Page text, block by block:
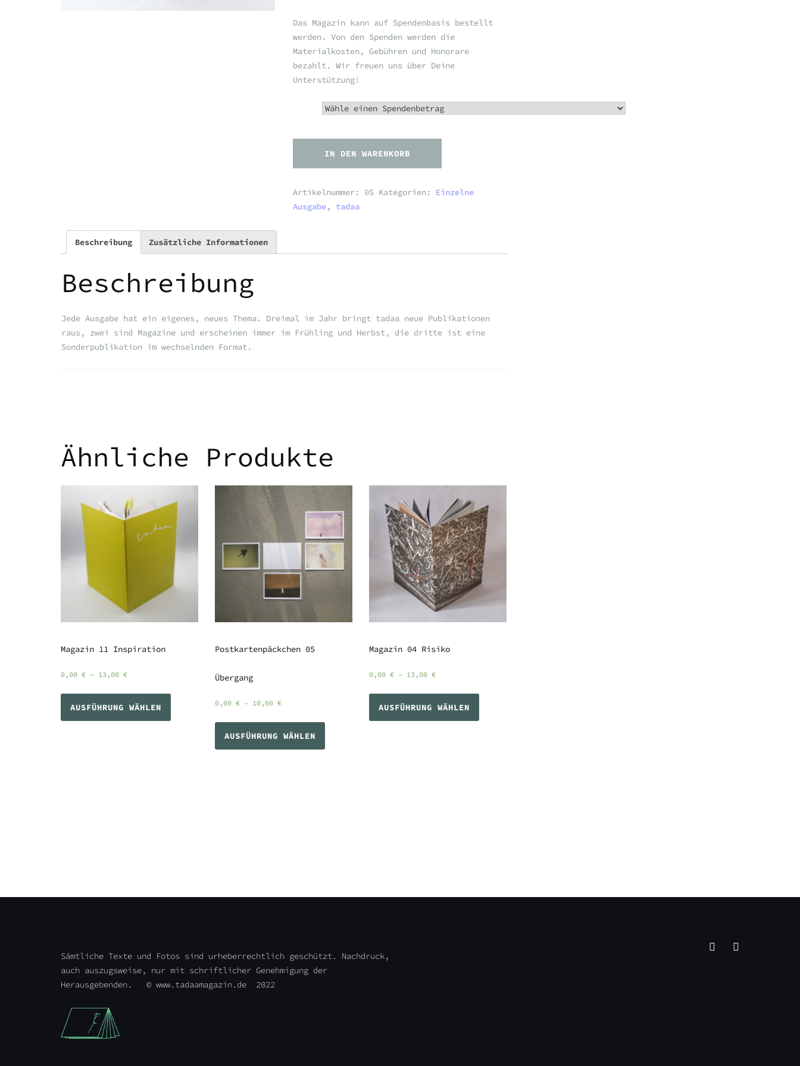
Das Magazin kann auf Spendenbasis bestellt
werden. Von den Spenden werden die
Materialkosten, Gebühren und Honorare
bezahlt. Wir freuen uns über Deine
Unterstützung!
IN DEN WARENKORB
Artikelnummer: 05 Kategorien: Einzelne
Ausgabe, tadaa
Beschreibung Zusätzliche Informationen
Beschreibung
Jede Ausgabe hat ein eigenes, neues Thema. Dreimal im Jahr bringt tadaa neue Publikationen
raus, zwei sind Magazine und erscheinen immer im Frühling und Herbst, die dritte ist eine
Sonderpublikation im wechselnden Format.
Ähnliche Produkte
Magazin 11 Inspiration
0,00 € – 13,00 €
AUSFÜHRUNG WÄHLEN
Postkartenpäckchen 05
Übergang
0,00€ – 10,00€
AUSFÜHRUNG WÄHLEN
Magazin 04 Risiko
0,00€ – 13,00€
AUSFÜHRUNG WÄHLEN
Sämtliche Texte und Fotos sind urheberrechtlich geschützt. Nachdruck,
auch auszugsweise, nur mit schriftlicher Genehmigung der
Herausgebenden. © www.tadaamagazin.de 2022